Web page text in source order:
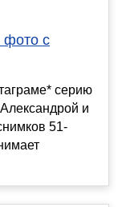
фото с
серию
и
51-